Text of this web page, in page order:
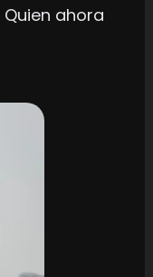
ahora